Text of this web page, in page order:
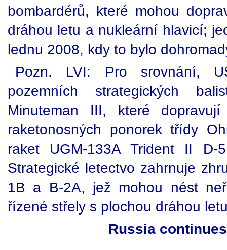
bombardérů, které mohou
dráhou letu a nukleární hlavicí;
lednu 2008, kdy to bylo
Pozn. LVI: Pro srovnání,
pozemních strategických
Minuteman III, které
raketonosných ponorek třídy
raket UGM-133A Trident II
Strategické letectvo zahrnuje
1B a B-2A, jež mohou nést
řízené střely s plochou dráhou
Russia